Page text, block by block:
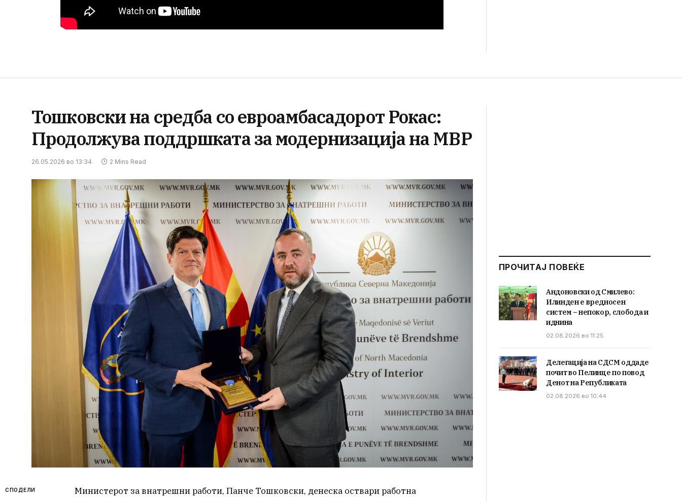
Тошковски на средба со евроамбасадорот Рокас:
Продолжува поддршката за модернизација на МВР
26.05.2026 во 13:34 2 Mins Read
СПОДЕЛИ
Министерот за внатрешни работи, Панче Тошковски, денеска оствари работна
ПРОЧИТАЈ ПОВЕЌЕ
Андоновски од Смилево:
Илинден е вредносен
систем – непокор, слобода и
иднина
02.08.2026 во 11:25
Делегација на СДСМ оддаде
почит во Пелинце по повод
Денот на Републиката
02.08.2026 во 10:44